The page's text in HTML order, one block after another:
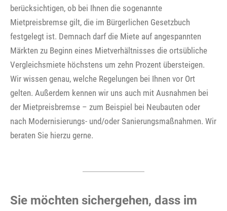
berücksichtigen, ob bei Ihnen die sogenannte
Mietpreisbremse gilt, die im Bürgerlichen Gesetzbuch
festgelegt ist. Demnach darf die Miete auf angespannten
Märkten zu Beginn eines Mietverhältnisses die ortsübliche
Vergleichsmiete höchstens um zehn Prozent übersteigen.
Wir wissen genau, welche Regelungen bei Ihnen vor Ort
gelten. Außerdem kennen wir uns auch mit Ausnahmen bei
der Mietpreisbremse – zum Beispiel bei Neubauten oder
nach Modernisierungs- und/oder Sanierungsmaßnahmen. Wir
beraten Sie hierzu gerne.
Sie möchten sichergehen, dass im